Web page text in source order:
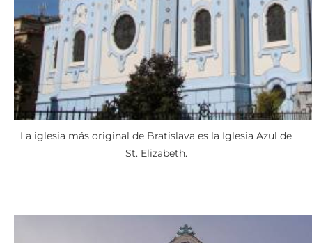
La iglesia más original de Bratislava es la Iglesia Azul de
St. Elizabeth.